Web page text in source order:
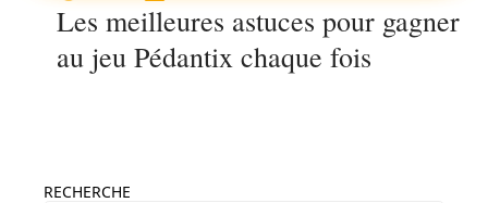
Les meilleures astuces pour gagner
au jeu Pédantix chaque fois
RECHERCHE